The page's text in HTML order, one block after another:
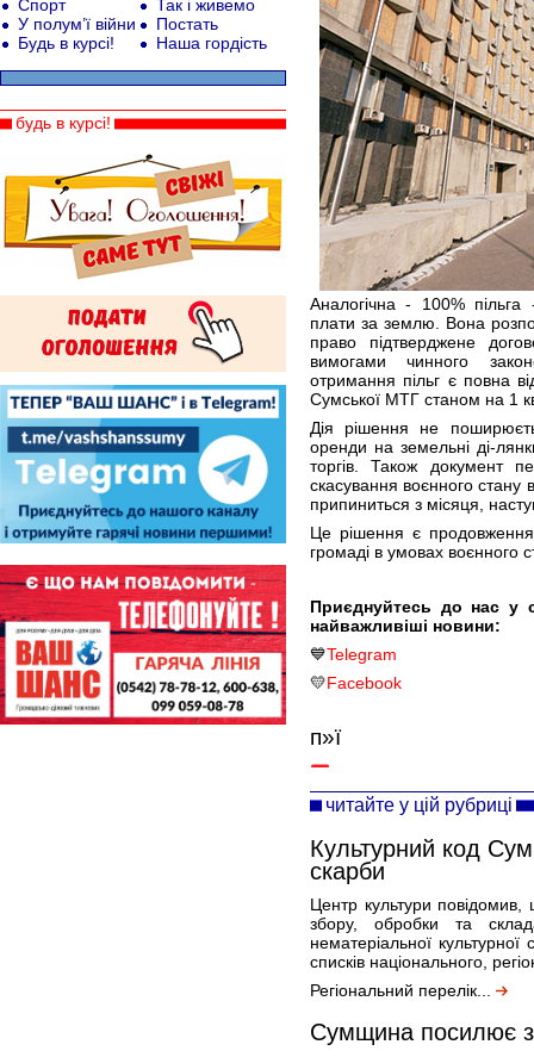
Аналогічна - 100%
плати за землю. Вона
право підтверджене
вимогами чинного
отримання пільг є повна
Сумської МТГ станом на 1
Дія рішення не
оренди на земельні ді-
торгів. Також документ
скасування воєнного стану
припиниться з місяця,
Це рішення є
громаді в умовах воєнного
Приєднуйтесь до нас у
найважливіші новини:
💙Telegram
💛Facebook
п»ї
читайте у цій рубриці
Культурний код
скарби
Центр культури повідомив,
збору, обробки та
нематеріальної
списків національного,
Регіональний перелік...
Сумщина посилює
Спорт
У полум’ї війни
Будь в курсі!
Так і живемо
Постать
Наша гордість
будь в курсі!